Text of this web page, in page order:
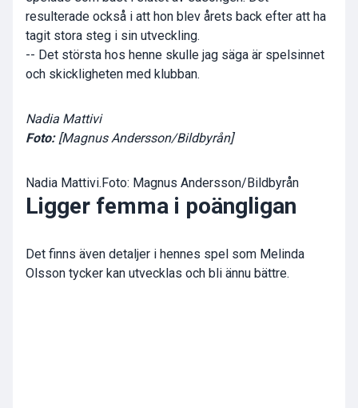
resulterade också i att hon blev årets back efter att ha
tagit stora steg i sin utveckling.
-- Det största hos henne skulle jag säga är spelsinnet
och skickligheten med klubban.
Nadia Mattivi
Foto: [Magnus Andersson/Bildbyrån]
Nadia Mattivi.Foto: Magnus Andersson/Bildbyrån
Ligger femma i poängligan
Det finns även detaljer i hennes spel som Melinda
Olsson tycker kan utvecklas och bli ännu bättre.